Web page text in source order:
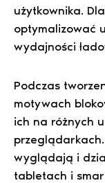
użytkownika.
optymalizować
wydajności
Podczas
motywach
ich na różnych
wyglądają i
tabletach i